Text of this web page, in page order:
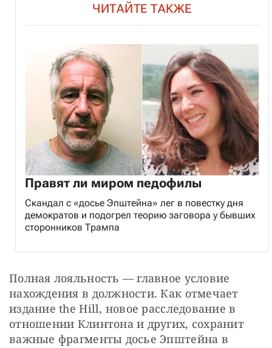
ЧИТАЙТЕ ТАКЖЕ
Правят ли миром педофилы
Скандал с «досье Эпштейна» лег в повестку дня
демократов и подогрел теорию заговора у бывших
сторонников Трампа
Полная лояльность — главное условие
нахождения в должности. Как отмечает
издание the Hill, новое расследование в
отношении Клинтона и других, сохранит
важные фрагменты досье Эпштейна в